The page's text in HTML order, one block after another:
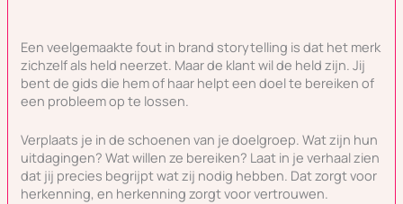
Een veelgemaakte fout in brand storytelling is dat het merk
zichzelf als held neerzet. Maar de klant wil de held zijn. Jij
bent de gids die hem of haar helpt een doel te bereiken of
een probleem op te lossen.
Verplaats je in de schoenen van je doelgroep. Wat zijn hun
uitdagingen? Wat willen ze bereiken? Laat in je verhaal zien
dat jij precies begrijpt wat zij nodig hebben. Dat zorgt voor
herkenning, en herkenning zorgt voor vertrouwen.